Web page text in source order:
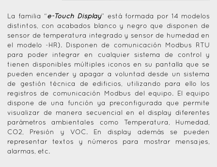
La familia “e-Touch Display” está formada por 14 modelos
distintos, con acabados blanco y negro que disponen de
sensor de temperatura integrado y sensor de humedad en
el modelo -HR). Disponen de comunicación Modbus RTU
para poder integrar en cualquier sistema de control y
tienen disponibles múltiples iconos en su pantalla que se
pueden encender y apagar a voluntad desde un sistema
de gestión técnica de edificios, utilizando para ello los
registros de comunicación Modbus del equipo. El equipo
dispone de una función ya preconfigurada que permite
visualizar de manera secuencial en el display diferentes
parámetros ambientales como Temperatura, Humedad,
CO2, Presión y VOC. En display además se pueden
representar textos y números para mostrar mensajes,
alarmas, etc.